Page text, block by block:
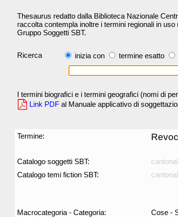
Thesaurus redatto dalla Biblioteca Nazionale
raccolta contempla inoltre i termini regionali in
Gruppo Soggetti SBT.
Ricerca inizia con termine esatto
I termini biografici e i termini geografici (nomi di
Link PDF al Manuale applicativo di
Termine:
Catalogo soggetti SBT:
Catalogo temi fiction SBT:
Macrocategoria - Categoria: Cose -